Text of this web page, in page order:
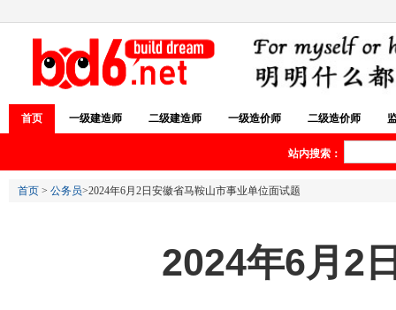
首页 一级建造师 二级建造师 一级造价师 二级造价师
站内搜索：
首页 > 公务员>2024年6月2日安徽省马鞍山市事业单位面试题
2024年6月2